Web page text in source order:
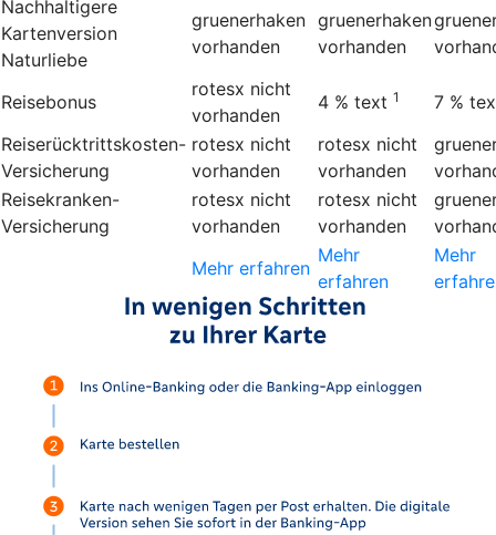
Nachhaltigere
Kartenversion
Naturliebe
gruenerhaken
vorhanden
gruenerhaken
vorhanden
Reisebonus
rotesx nicht
vorhanden
4 % text 1 7 %
Reiserücktrittskosten-
Versicherung
rotesx nicht
vorhanden
rotesx nicht
vorhanden
Reisekranken-
Versicherung
rotesx nicht
vorhanden
rotesx nicht
vorhanden
Mehr erfahren
Mehr
erfahren
Mehr